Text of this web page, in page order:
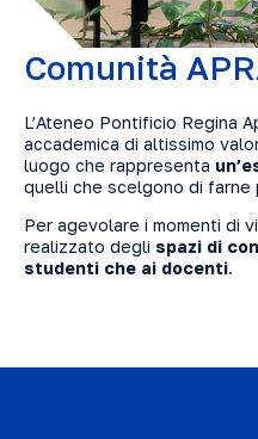
Comunità
L’Ateneo Pontificio Regina
accademica di altissimo
luogo che rappresenta
quelli che scelgono di farne
Per agevolare i momenti di
realizzato degli spazi di
studenti che ai docenti.